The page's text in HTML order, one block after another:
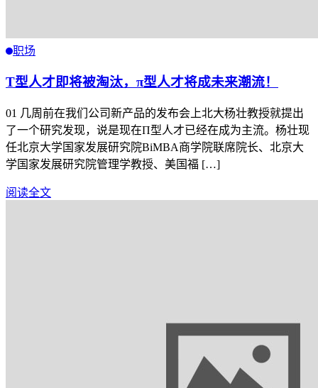
职场
T型人才即将被淘汰，π型人才将成未来潮流！
01 几周前在我们公司新产品的发布会上北大杨壮教授就提出
了一个研究发现，说是现在Π型人才已经在成为主流。杨壮现
任北京大学国家发展研究院BiMBA商学院联席院长、北京大
学国家发展研究院管理学教授、美国福 […]
阅读全文